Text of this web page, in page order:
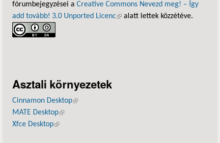
fórumbejegyzései a Creative Commons Nevezd meg! – Így
add tovább! 3.0 Unported Licenc(külső hivatkozás)
alatt lettek közzétéve.
Asztali környezetek
Cinnamon Desktop(külső hivatkozás)
MATE Desktop(külső hivatkozás)
Xfce Desktop(külső hivatkozás)